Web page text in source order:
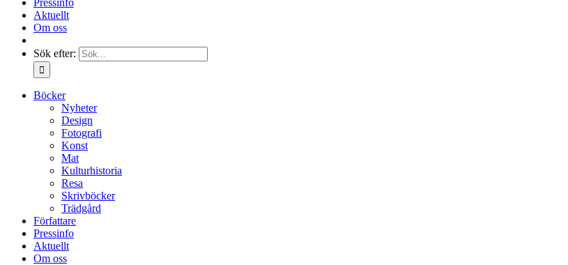
Pressinfo
Aktuellt
Om oss
Sök efter:
Böcker
Nyheter
Design
Fotografi
Konst
Mat
Kulturhistoria
Resa
Skrivböcker
Trädgård
Författare
Pressinfo
Aktuellt
Om oss